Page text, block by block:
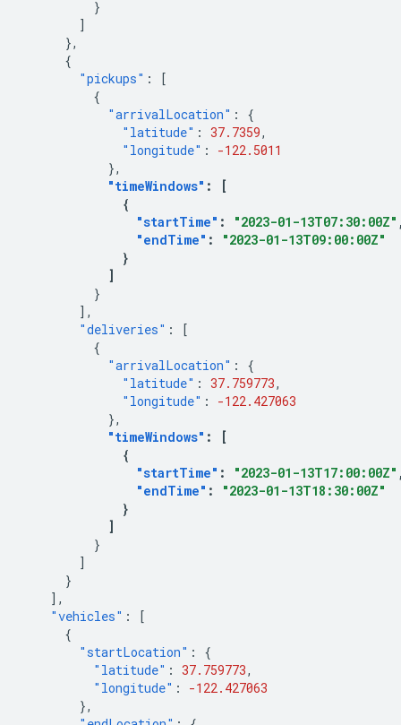
}
]
},
{
"pickups" :
[
{
"arrivalLocation" :
{
"latitude" : 37.7359,
"longitude" :
-122.5011
},
"timeWindows" :
[
{
"startTime" : "2023-01-13T07:30:00Z"
"endTime" :
"2023-01-13T09:00:00Z"
}
]
}
],
"deliveries" :
[
{
"arrivalLocation" :
{
"latitude" : 37.759773,
"longitude" :
-122.427063
},
"timeWindows" :
[
{
"startTime" : "2023-01-13T17:00:00Z"
"endTime" :
"2023-01-13T18:30:00Z"
}
]
}
]
}
],
"vehicles" :
[
{
"startLocation" :
{
"latitude" : 37.759773,
"longitude" :
-122.427063
},